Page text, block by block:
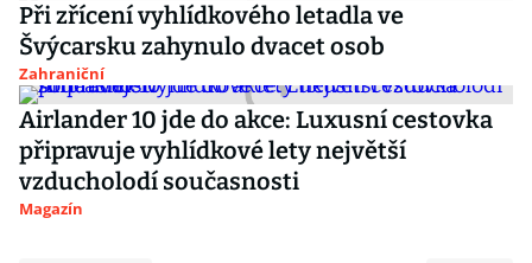
Při zřícení vyhlídkového letadla ve
Švýcarsku zahynulo dvacet osob
Zahraniční
Airlander 10 jde do akce: Luxusní cestovka
připravuje vyhlídkové lety největší
vzducholodí současnosti
Magazín